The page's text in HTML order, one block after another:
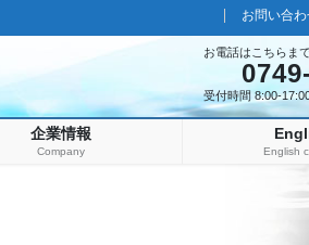
お問い合
お電話はこちらま
受付時間 8:00-
企業情報
Company English